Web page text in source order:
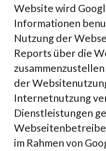
Website wird
Informationen
Nutzung der
Reports über die
der
Internetnutzung
Dienstleistungen
im Rahmen von